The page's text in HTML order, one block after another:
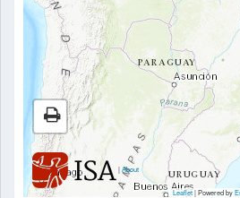
|About
Leaflet| Powered by